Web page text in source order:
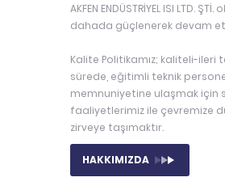
AKFEN ENDÜSTRİYEL ISI LTD.
dahada güçlenerek devam
Kalite Politikamız; kaliteli-
sürede, eğitimli teknik
memnuniyetine ulaşmak için
faaliyetlerimiz ile çevremize
zirveye taşımaktır.
HAKKIMIZDA